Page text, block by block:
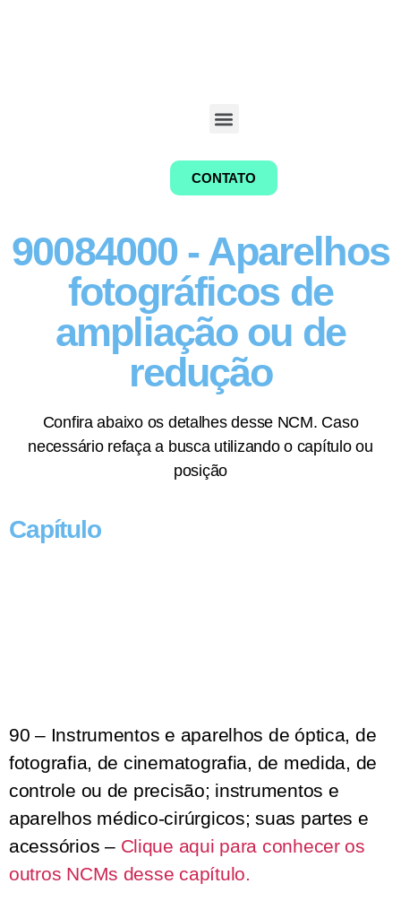
CONTATO
90084000 - Aparelhos
fotográficos de
ampliação ou de
redução
Confira abaixo os detalhes desse NCM. Caso
necessário refaça a busca utilizando o capítulo ou
posição
Capítulo
90 – Instrumentos e aparelhos de óptica, de
fotografia, de cinematografia, de medida, de
controle ou de precisão; instrumentos e
aparelhos médico-cirúrgicos; suas partes e
acessórios – Clique aqui para conhecer os
outros NCMs desse capítulo.